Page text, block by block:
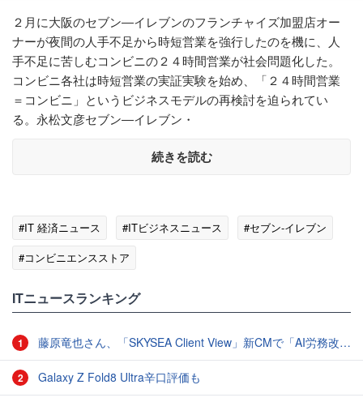
２月に大阪のセブン―イレブンのフランチャイズ加盟店オー
ナーが夜間の人手不足から時短営業を強行したのを機に、人
手不足に苦しむコンビニの２４時間営業が社会問題化した。
コンビニ各社は時短営業の実証実験を始め、「２４時間営業
＝コンビニ」というビジネスモデルの再検討を迫られてい
る。永松文彦セブン―イレブン・
続きを読む
#IT 経済ニュース #ITビジネスニュース
#セブン-イレブン
#コンビニエンスストア
ITニュースランキング
1 藤原竜也さん、「SKYSEA Client View」新CMで「AI労務改善」をアピール 働き方をAIが分析したら「すぐに休んで」と言われる？
2 Galaxy Z Fold8 Ultra辛口評価も